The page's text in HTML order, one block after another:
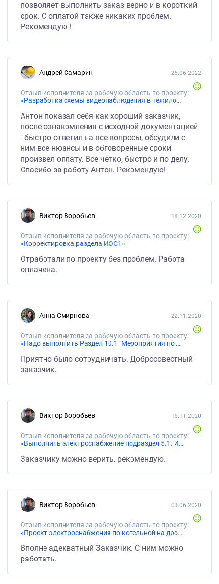
позволяет выполнить заказ верно и в короткий
срок. С оплатой также никаких проблем.
Рекомендую !
Андрей Самарин
Отзыв исполнителя за рабочую область по проекту:
«Разработка схемы видеонаблюдения в нежилом здании»
26.06.2022
Антон показал себя как хороший заказчик,
после ознакомления с исходной документацией
- быстро ответил на все вопросы, обсудили с
ним все нюансы и в обговоренные сроки
произвел оплату. Все четко, быстро и по делу.
Спасибо за работу Антон. Рекомендую!
Виктор Воробьев
Отзыв исполнителя за рабочую область по проекту:
«Корректировка раздела ИОС1»
18.12.2020
Отработали по проекту без проблем. Работа
оплачена.
Анна Смирнова
Отзыв исполнителя за рабочую область по проекту:
«Надо выполнить Раздел 10.1 "Мероприятия по обеспечению соблюдения требований энергетической эф-фективности и требований оснащенности зданий, строений и сооружений приборами учета используемых энергетических ресурсов"»
22.11.2020
Приятно было сотрудничать. Добросовестный
заказчик.
Виктор Воробьев
Отзыв исполнителя за рабочую область по проекту:
«Выполнить электроснабжение подраздел 5.1. ИОС1 на АЗС»
16.11.2020
Заказчику можно верить, рекомендую.
Виктор Воробьев
Отзыв исполнителя за рабочую область по проекту:
«Проект электроснабжения по котельной на дровах»
03.06.2020
Вполне адекватный Заказчик. С ним можно
работать.